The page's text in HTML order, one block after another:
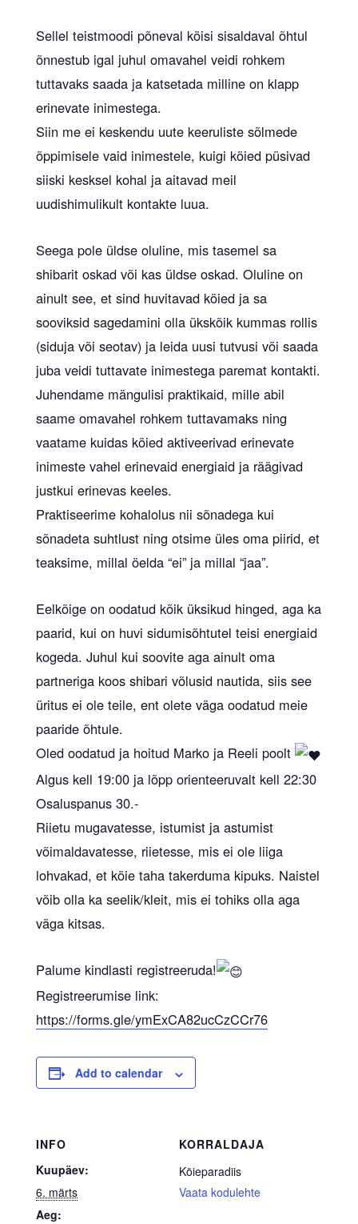
Sellel teistmoodi põneval köisi sisaldaval õhtul
õnnestub igal juhul omavahel veidi rohkem
tuttavaks saada ja katsetada milline on klapp
erinevate inimestega.
Siin me ei keskendu uute keeruliste sõlmede
õppimisele vaid inimestele, kuigi köied püsivad
siiski kesksel kohal ja aitavad meil
uudishimulikult kontakte luua.
Seega pole üldse oluline, mis tasemel sa
shibarit oskad või kas üldse oskad. Oluline on
ainult see, et sind huvitavad köied ja sa
sooviksid sagedamini olla ükskõik kummas rollis
(siduja või seotav) ja leida uusi tutvusi või saada
juba veidi tuttavate inimestega paremat kontakti.
Juhendame mängulisi praktikaid, mille abil
saame omavahel rohkem tuttavamaks ning
vaatame kuidas köied aktiveerivad erinevate
inimeste vahel erinevaid energiaid ja räägivad
justkui erinevas keeles.
Praktiseerime kohalolus nii sõnadega kui
sõnadeta suhtlust ning otsime üles oma piirid, et
teaksime, millal öelda “ei” ja millal “jaa”.
Eelkõige on oodatud kõik üksikud hinged, aga ka
paarid, kui on huvi sidumisõhtutel teisi energiaid
kogeda. Juhul kui soovite aga ainult oma
partneriga koos shibari võlusid nautida, siis see
üritus ei ole teile, ent olete väga oodatud meie
paaride õhtule.
Oled oodatud ja hoitud Marko ja Reeli poolt
Algus kell 19:00 ja lõpp orienteeruvalt kell 22:30
Osaluspanus 30.-
Riietu mugavatesse, istumist ja astumist
võimaldavatesse, riietesse, mis ei ole liiga
lohvakad, et köie taha takerduma kipuks. Naistel
võib olla ka seelik/kleit, mis ei tohiks olla aga
väga kitsas.
Palume kindlasti registreeruda!
Registreerumise link:
https://forms.gle/ymExCA82ucCzCCr76
Add to calendar
INFO
Kuupäev:
6. märts
Aeg:
KORRALDAJA
Köieparadiis
Vaata kodulehte